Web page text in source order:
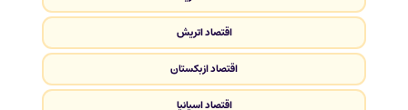
اقتصاد اتریش
اقتصاد ازبکستان
اقتصاد اسپانیا